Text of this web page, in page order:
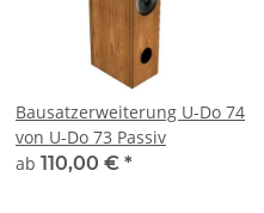
Bausatzerweiterung U-Do 74
von U-Do 73 Passiv
ab 110,00 € *